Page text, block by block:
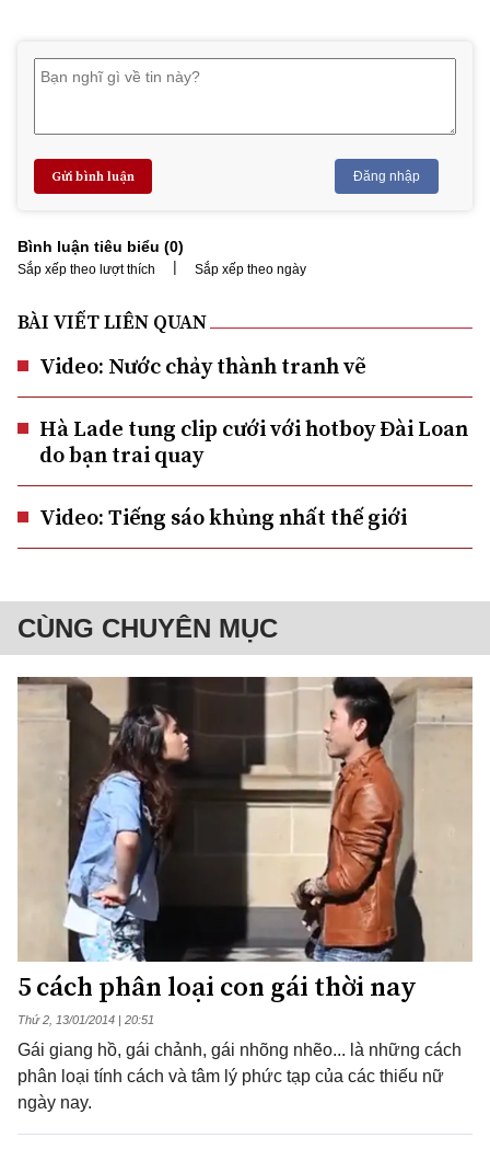
Gửi bình luận Đăng nhập
Bình luận tiêu biểu (0)
Sắp xếp theo lượt thích | Sắp xếp theo ngày
BÀI VIẾT LIÊN QUAN
Video: Nước chảy thành tranh vẽ
Hà Lade tung clip cưới với hotboy Đài Loan
do bạn trai quay
Video: Tiếng sáo khủng nhất thế giới
CÙNG CHUYÊN MỤC
5 cách phân loại con gái thời nay
Thứ 2, 13/01/2014 | 20:51
Gái giang hồ, gái chảnh, gái nhõng nhẽo... là những cách
phân loại tính cách và tâm lý phức tạp của các thiếu nữ
ngày nay.